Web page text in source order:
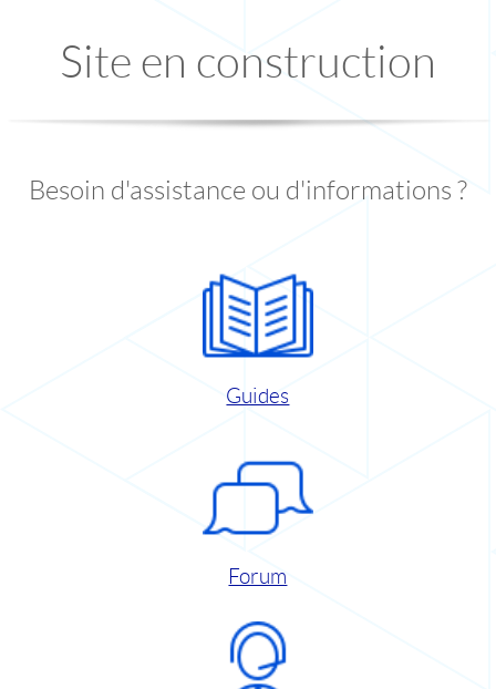
Site en construction
Besoin d'assistance ou d'informations ?
Guides
Forum